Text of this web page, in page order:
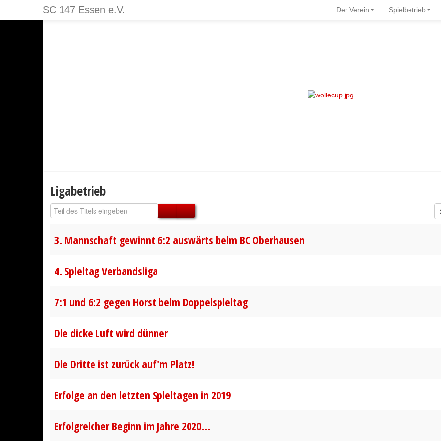
SC 147 Essen e.V. Der Verein Spielbetrieb
Ligabetrieb
Teil des Titels eingeben
3. Mannschaft gewinnt 6:2 auswärts beim BC Oberhausen
4. Spieltag Verbandsliga
7:1 und 6:2 gegen Horst beim Doppelspieltag
Die dicke Luft wird dünner
Die Dritte ist zurück auf'm Platz!
Erfolge an den letzten Spieltagen in 2019
Erfolgreicher Beginn im Jahre 2020…